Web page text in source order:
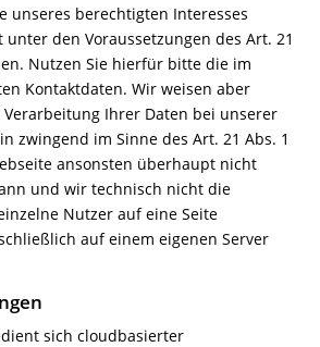
unseres berechtigten Interesses
unter den Voraussetzungen des Art. 21
Nutzen Sie hierfür bitte die im
Kontaktdaten. Wir weisen aber
Ihrer Daten bei unserer
zwingend im Sinne des Art. 21 Abs. 1
ansonsten überhaupt nicht
und wir technisch nicht die
Nutzer auf eine Seite
auf einem eigenen Server
sich cloudbasierter